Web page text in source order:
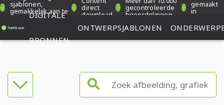
sjablonen,
gemakkelijk aan te
passen
direct
download
gecontroleerde
beoordelingen
gemaakt
in
DIGITALE
BRONNEN
ONTWERPSJABLONEN